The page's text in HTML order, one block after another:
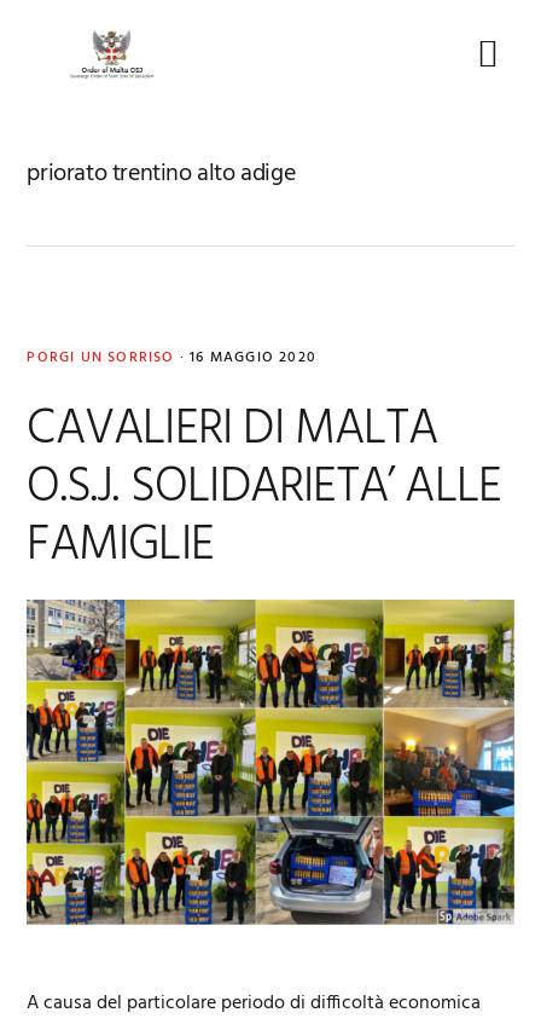
priorato trentino alto adige
PORGI UN SORRISO · 16 MAGGIO 2020
CAVALIERI DI MALTA
O.S.J. SOLIDARIETA’ ALLE
FAMIGLIE
A causa del particolare periodo di difficoltà economica